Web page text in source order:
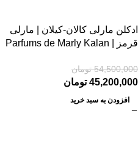
ادکلن مارلی کالان-کیلان | مارلی
قرمز | Parfums de Marly Kalan
54,500,000 تومان
45,200,000 تومان
افزودن به سبد خرید